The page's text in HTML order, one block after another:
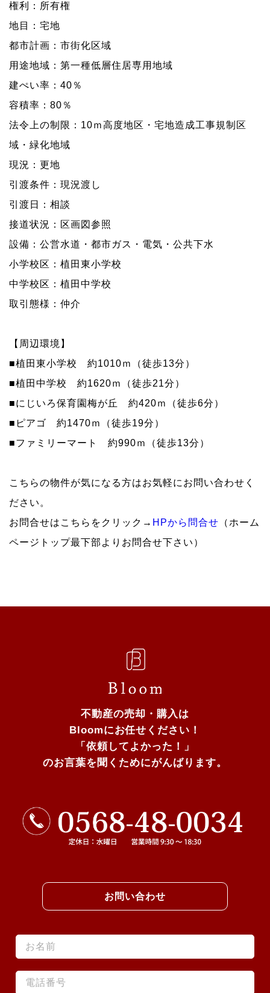
権利：所有権
地目：宅地
都市計画：市街化区域
用途地域：第一種低層住居専用地域
建ぺい率：40％
容積率：80％
法令上の制限：10ｍ高度地区・宅地造成工事規制区
域・緑化地域
現況：更地
引渡条件：現況渡し
引渡日：相談
接道状況：区画図参照
設備：公営水道・都市ガス・電気・公共下水
小学校区：植田東小学校
中学校区：植田中学校
取引態様：仲介
【周辺環境】
■植田東小学校 約1010ｍ（徒歩13分）
■植田中学校 約1620ｍ（徒歩21分）
■にじいろ保育園梅が丘 約420ｍ（徒歩6分）
■ピアゴ 約1470ｍ（徒歩19分）
■ファミリーマート 約990ｍ（徒歩13分）
こちらの物件が気になる方はお気軽にお問い合わせく
ださい。
お問合せはこちらをクリック→ HPから問合せ （ホーム
ページトップ最下部よりお問合せ下さい）
不動産の売却・購入は
Bloomにお任せください！
「依頼してよかった！」
のお言葉を聞くためにがんばります。
お問い合わせ